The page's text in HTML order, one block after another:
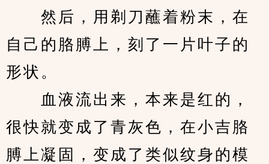
然后，用剃刀蘸着粉末，在
自己的胳膊上，刻了一片叶子的
形状。
血液流出来，本来是红的，
很快就变成了青灰色，在小吉胳
膊上凝固，变成了类似纹身的模